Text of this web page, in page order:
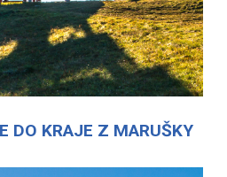
DO KRAJE Z MARUŠKY